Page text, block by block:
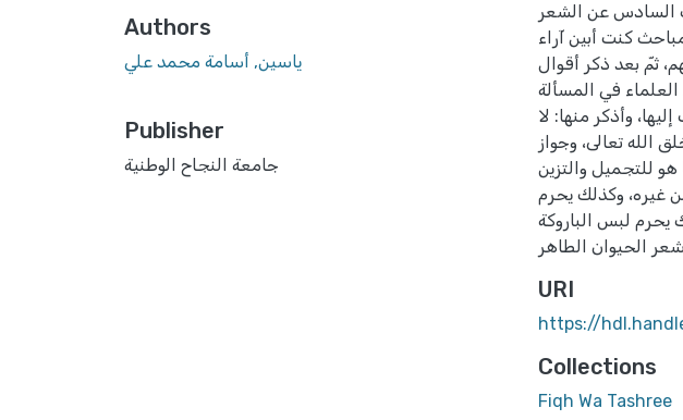
Authors
ياسين, أسامة محمد علي
Publisher
جامعة النجاح الوطنية
السادس عن الشعر
كنت أبين آراء
ثمّ بعد ذكر أقوال
في المسألة.
وأذكر منها: لا
الله تعالى، وجواز
للتجميل والتزين.
غيره، وكذلك يحرم
لبس الباروكة
URI
https://
Collections
Fiqh Wa Tashree